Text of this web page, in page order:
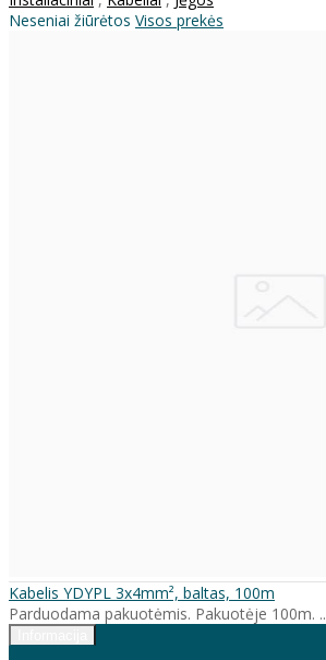
Neseniai žiūrėtos Visos prekės
Kabelis YDYPL 3x4mm², baltas, 100m
Parduodama pakuotėmis. Pakuotėje 100m. ..